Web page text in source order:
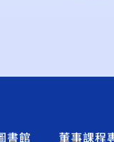
書館 董事課程